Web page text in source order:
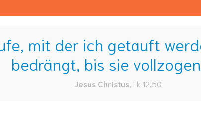
mit der ich getauft
bedrängt, bis sie
Jesus Christus, Lk 12,50